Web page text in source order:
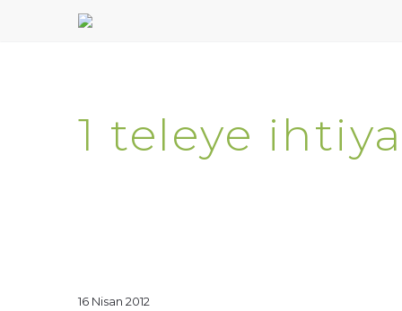
1 teleye
16 Nisan 2012